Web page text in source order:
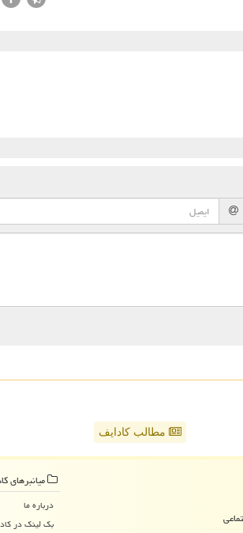
مطالب کادایف
میانبرهای
درباره ما
بک لینک در